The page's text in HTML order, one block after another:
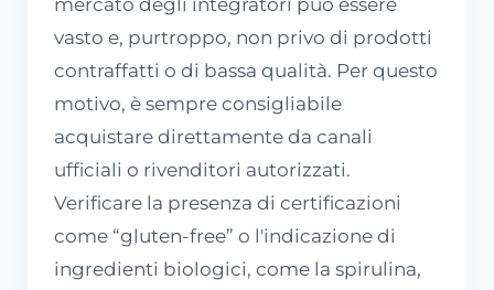
vasto e, purtroppo, non privo di prodotti
contraffatti o di bassa qualità. Per questo
motivo, è sempre consigliabile
acquistare direttamente da canali
ufficiali o rivenditori autorizzati.
Verificare la presenza di certificazioni
come “gluten-free” o l'indicazione di
ingredienti biologici, come la spirulina,